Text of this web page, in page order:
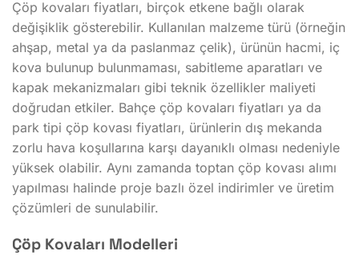
Çöp kovaları fiyatları, birçok etkene bağlı olarak
değişiklik gösterebilir. Kullanılan malzeme türü (örneğin
ahşap, metal ya da paslanmaz çelik), ürünün hacmi, iç
kova bulunup bulunmaması, sabitleme aparatları ve
kapak mekanizmaları gibi teknik özellikler maliyeti
doğrudan etkiler. Bahçe çöp kovaları fiyatları ya da
park tipi çöp kovası fiyatları, ürünlerin dış mekanda
zorlu hava koşullarına karşı dayanıklı olması nedeniyle
yüksek olabilir. Aynı zamanda toptan çöp kovası alımı
yapılması halinde proje bazlı özel indirimler ve üretim
çözümleri de sunulabilir.
Çöp Kovaları Modelleri